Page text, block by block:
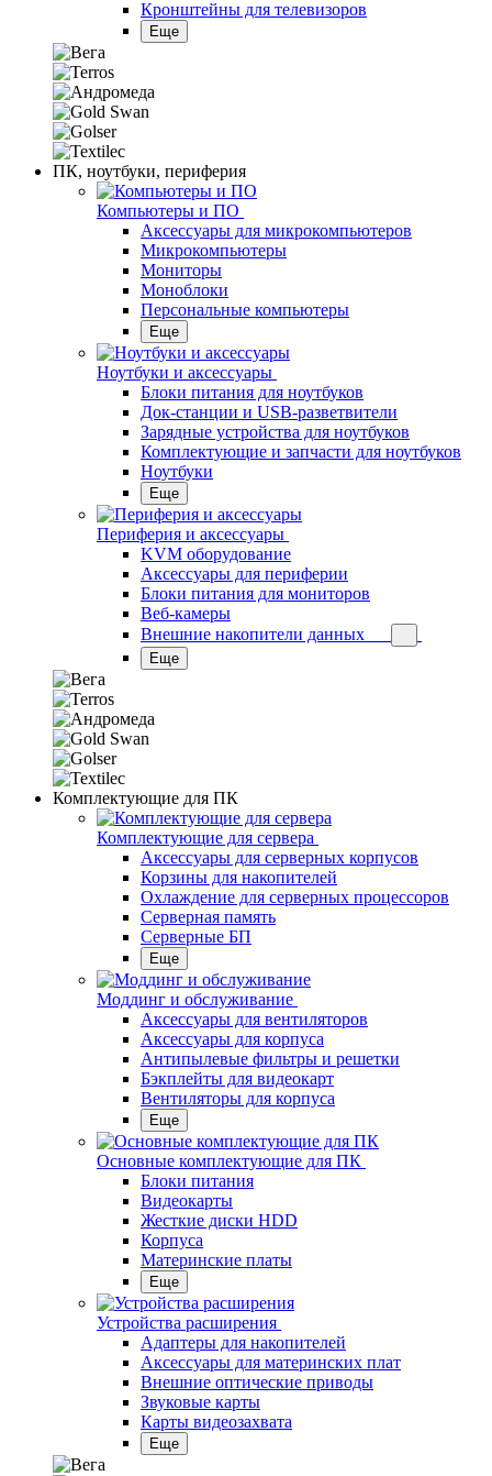
Кронштейны для телевизоров
Еще
ПК, ноутбуки, периферия
Компьютеры и ПО
Аксессуары для микрокомпьютеров
Микрокомпьютеры
Мониторы
Моноблоки
Персональные компьютеры
Еще
Ноутбуки и аксессуары
Блоки питания для ноутбуков
Док-станции и USB-разветвители
Зарядные устройства для ноутбуков
Комплектующие и запчасти для ноутбуков
Ноутбуки
Еще
Периферия и аксессуары
KVM оборудование
Аксессуары для периферии
Блоки питания для мониторов
Веб-камеры
Внешние накопители данных
Еще
Комплектующие для ПК
Комплектующие для сервера
Аксессуары для серверных корпусов
Корзины для накопителей
Охлаждение для серверных процессоров
Серверная память
Серверные БП
Еще
Моддинг и обслуживание
Аксессуары для вентиляторов
Аксессуары для корпуса
Антипылевые фильтры и решетки
Бэкплейты для видеокарт
Вентиляторы для корпуса
Еще
Основные комплектующие для ПК
Блоки питания
Видеокарты
Жесткие диски HDD
Корпуса
Материнские платы
Еще
Устройства расширения
Адаптеры для накопителей
Аксессуары для материнских плат
Внешние оптические приводы
Звуковые карты
Карты видеозахвата
Еще